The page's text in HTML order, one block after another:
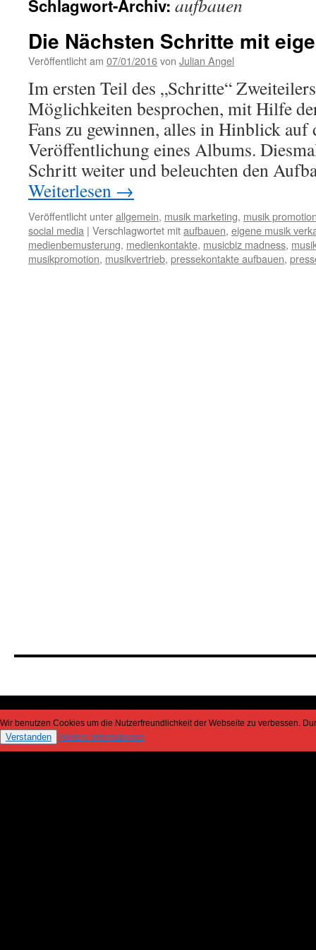
Schlagwort-Archiv: aufbauen
Die Nächsten Schritte mit
Veröffentlicht am 07/01/2016von Julian Angel
Im ersten Teil des „Schritte“
Möglichkeiten besprochen, mit Hilfe
Fans zu gewinnen, alles in Hinblick auf
Veröffentlichung eines Albums.
Schritt weiter und beleuchten den
Weiterlesen →
Veröffentlicht unterallgemein, musik marketing, musik
social media | Verschlagwortet mitaufbauen, eigene musik
medienbemusterung, medienkontakte, musicbiz madness,
musikpromotion, musikvertrieb, pressekontakte aufbauen,
Wir benutzen Cookies um die Nutzerfreundlichkeit der Webseite zu verbessen.
Verstanden Weitere Informationen